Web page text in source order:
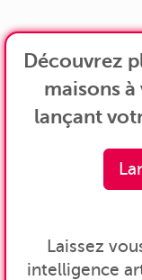
Découvrez
maisons à
lançant
Laissez
intelligence